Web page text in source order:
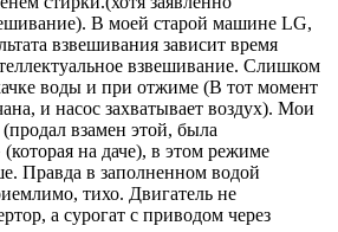
В моей старой машине LG,
взвешивания зависит время
взвешивание. Слишком
воды и при отжиме (В тот момент
и насос захватывает воздух). Мои
взамен этой, была
на даче), в этом режиме
Правда в заполненном водой
тихо. Двигатель не
а сурогат с приводом через